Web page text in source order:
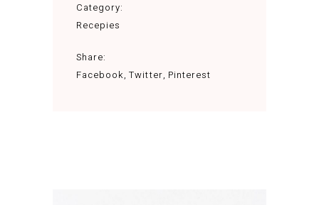
Category:
Recepies
Share:
Facebook Twitter Pinterest